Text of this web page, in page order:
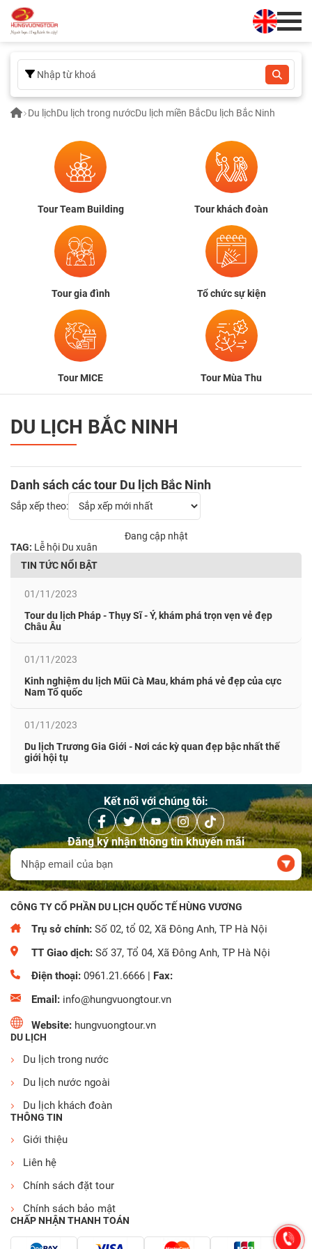
Du lịchDu lịch trong nướcDu lịch miền BắcDu lịch Bắc Ninh
Tour Team Building Tour khách đoàn
Tour gia đình Tổ chức sự kiện
Tour MICE Tour Mùa Thu
DU LỊCH BẮC NINH
TIN TỨC NỔI BẬT
01/11/2023
Tour du lịch Pháp - Thụy Sĩ - Ý, khám phá trọn vẹn vẻ đẹp
Châu Âu
01/11/2023
Kinh nghiệm du lịch Mũi Cà Mau, khám phá vẻ đẹp của cực
Nam Tổ quốc
01/11/2023
Du lịch Trương Gia Giới - Nơi các kỳ quan đẹp bậc nhất thế
giới hội tụ
Danh sách các tour Du lịch Bắc Ninh
Sắp xếp theo:
Đang cập nhật
TAG: Lễ hội Du xuân
Kết nối với chúng tôi:
Đăng ký nhận thông tin khuyến mãi
CÔNG TY CỔ PHẦN DU LỊCH QUỐC TẾ HÙNG VƯƠNG
Trụ sở chính: Số 02, tổ 02, Xã Đông Anh, TP Hà Nội
TT Giao dịch: Số 37, Tổ 04, Xã Đông Anh, TP Hà Nội
Điện thoại: 0961.21.6666 | Fax:
Email: info@hungvuongtour.vn
Website: hungvuongtour.vn
DU LỊCH
Du lịch trong nước
Du lịch nước ngoài
Du lịch khách đoàn
THÔNG TIN
Giới thiệu
Liên hệ
Chính sách đặt tour
Chính sách bảo mật
CHẤP NHẬN THANH TOÁN